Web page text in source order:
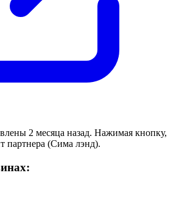
2 месяца назад. Нажимая кнопку,
партнера (Сима лэнд).